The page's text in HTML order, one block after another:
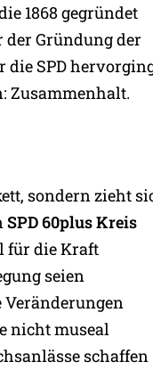
1868 gegründet
Gründung der
die SPD
Zusammenhalt.
sondern zieht
SPD 60plus Kreis
für die Kraft
seien
nicht museal
schaffen